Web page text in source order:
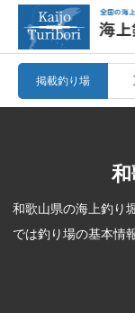
掲載釣り場
和歌山県の海上釣り
では釣り場の基本情